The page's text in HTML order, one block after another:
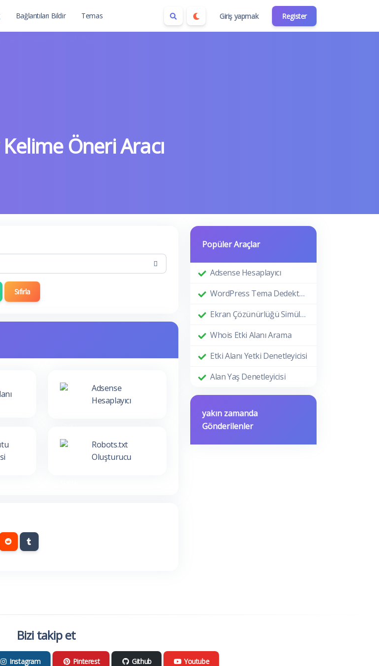
Giriş yapmak Register
Bağlantıları Bildir Temas
Öneri Aracı
Sıfırla
Adsense
Hesaplayıcı
Robots.txt
Oluşturucu
Popüler Araçlar
Adsense Hesaplayıcı
WordPress Tema Dedektörü
Ekran Çözünürlüğü Simülatörü
Whois Etki Alanı Arama
Etki Alanı Yetki Denetleyicisi
Alan Yaş Denetleyicisi
yakın zamanda
Gönderilenler
Bizi takip et
Instagram Pinterest Github Youtube